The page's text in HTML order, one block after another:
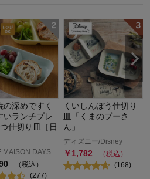
の深めですく
いランチプレ
仕切り皿［日
MAISON DAYS
（税込）
(277)
くいしんぼう仕切り
皿「くまのプーさ
ん」
ディズニー/Disney
￥1,782
（税込）
(168)